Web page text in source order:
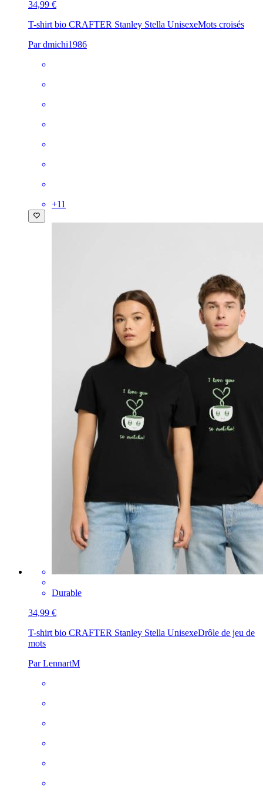
34,99 €
T-shirt bio CRAFTER Stanley Stella UnisexeMots croisés
Par dmichi1986
+11
Durable
34,99 €
T-shirt bio CRAFTER Stanley Stella UnisexeDrôle de jeu de
mots
Par LennartM